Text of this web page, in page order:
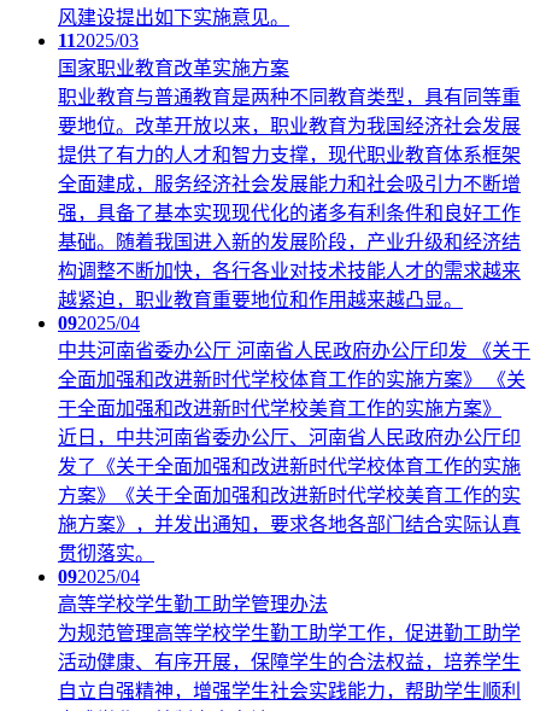
风建设提出如下实施意见。
112025/03
国家职业教育改革实施方案
职业教育与普通教育是两种不同教育类型，具有同等重
要地位。改革开放以来，职业教育为我国经济社会发展
提供了有力的人才和智力支撑，现代职业教育体系框架
全面建成，服务经济社会发展能力和社会吸引力不断增
强，具备了基本实现现代化的诸多有利条件和良好工作
基础。随着我国进入新的发展阶段，产业升级和经济结
构调整不断加快，各行各业对技术技能人才的需求越来
越紧迫，职业教育重要地位和作用越来越凸显。
092025/04
中共河南省委办公厅 河南省人民政府办公厅印发 《关于
全面加强和改进新时代学校体育工作的实施方案》 《关
于全面加强和改进新时代学校美育工作的实施方案》
近日，中共河南省委办公厅、河南省人民政府办公厅印
发了《关于全面加强和改进新时代学校体育工作的实施
方案》《关于全面加强和改进新时代学校美育工作的实
施方案》，并发出通知，要求各地各部门结合实际认真
贯彻落实。
092025/04
高等学校学生勤工助学管理办法
为规范管理高等学校学生勤工助学工作，促进勤工助学
活动健康、有序开展，保障学生的合法权益，培养学生
自立自强精神，增强学生社会实践能力，帮助学生顺利